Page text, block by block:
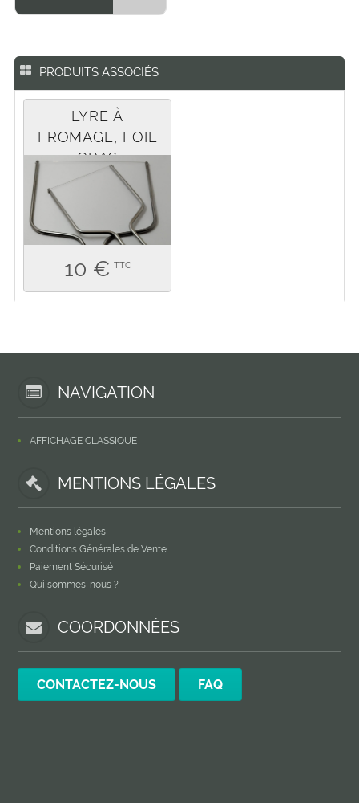
PRODUITS ASSOCIÉS
LYRE À
FROMAGE, FOIE
GRAS
10 € TTC
NAVIGATION
AFFICHAGE CLASSIQUE
MENTIONS LÉGALES
Mentions légales
Conditions Générales de Vente
Paiement Sécurisé
Qui sommes-nous ?
COORDONNÉES
CONTACTEZ-NOUS FAQ